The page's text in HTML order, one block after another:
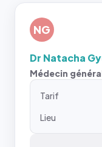
NG
Dr Natacha
Médecin
Tarif
Lieu